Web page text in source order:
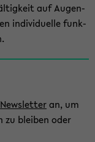
auf Au­gen­
in­di­vi­du­el­le funk­
News­let­teran, um
zu blei­ben oder